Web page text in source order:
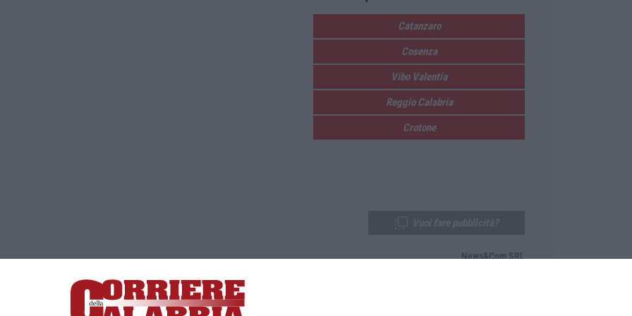
Catanzaro
Cosenza
Vibo Valentia
Reggio Calabria
Crotone
Lamezia Terme (CZ)
responsabile Paola Militano |Privacy
News&Com SRL